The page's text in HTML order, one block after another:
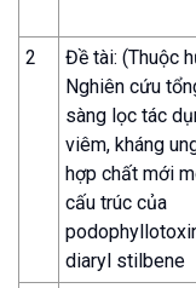
2
Đề tài: (Thuộc
Nghiên cứu
sàng lọc tác
viêm, kháng
hợp chất mới
cấu trúc của
diaryl stilbene